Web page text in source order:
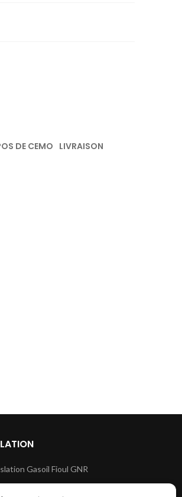
DE CEMO LIVRAISON
Gasoil Fioul GNR